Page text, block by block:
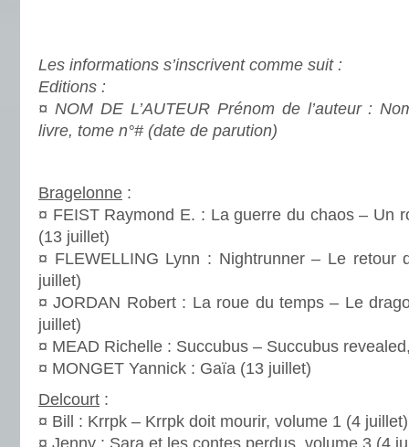
Les informations s’inscrivent comme suit :
Editions :
¤ NOM DE L’AUTEUR Prénom de l’auteur :
livre, tome n°# (date de parution)
Bragelonne :
¤ FEIST Raymond E. : La guerre du chaos – Un
(13 juillet)
¤ FLEWELLING Lynn : Nightrunner – Le retour
juillet)
¤ JORDAN Robert : La roue du temps – Le
juillet)
¤ MEAD Richelle : Succubus – Succubus
¤ MONGET Yannick : Gaïa (13 juillet)
Delcourt :
¤ Bill : Krrpk – Krrpk doit mourir, volume 1 (4 juillet)
¤ Jenny : Sara et les contes perdus, volume 3 (4